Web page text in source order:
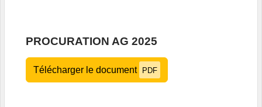
PROCURATION AG 2025
Télécharger le document PDF